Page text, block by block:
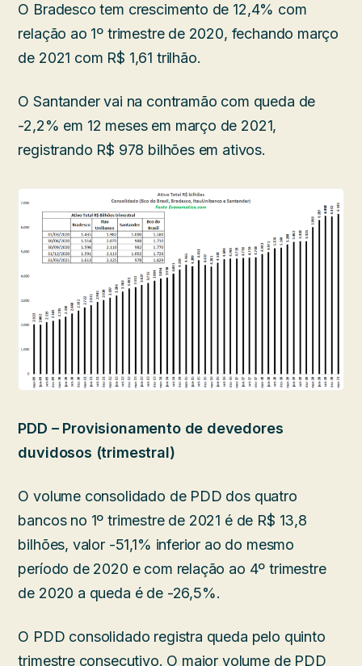
O Bradesco tem crescimento de 12,4% com
relação ao 1º trimestre de 2020, fechando março
de 2021 com R$ 1,61 trilhão.
O Santander vai na contramão com queda de
-2,2% em 12 meses em março de 2021,
registrando R$ 978 bilhões em ativos.
PDD – Provisionamento de devedores
duvidosos (trimestral)
O volume consolidado de PDD dos quatro
bancos no 1º trimestre de 2021 é de R$ 13,8
bilhões, valor -51,1% inferior ao do mesmo
período de 2020 e com relação ao 4º trimestre
de 2020 a queda é de -26,5%.
O PDD consolidado registra queda pelo quinto
trimestre consecutivo. O maior volume de PDD